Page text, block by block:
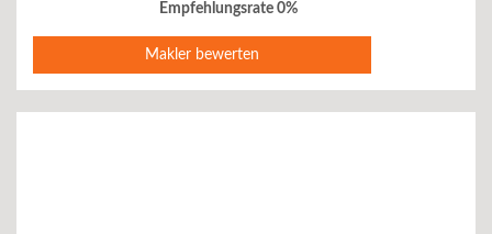
Empfehlungsrate 0%
Makler bewerten